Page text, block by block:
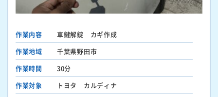
作業内容
車鍵解錠 カギ作成
作業地域
千葉県野田市
作業時間
30分
作業対象
トヨタ カルディナ